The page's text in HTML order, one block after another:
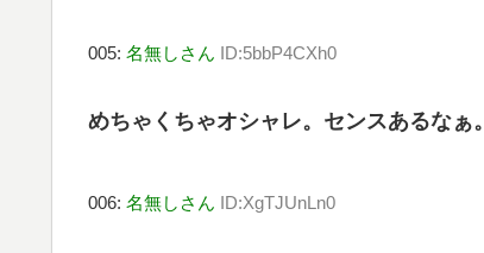
005: 名無しさん ID:5bbP4CXh0
めちゃくちゃオシャレ。センスあるなぁ。
006: 名無しさん ID:XgTJUnLn0